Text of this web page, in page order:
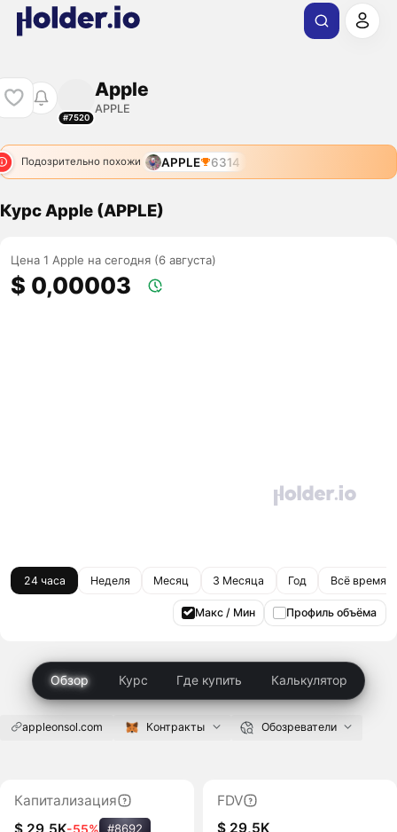
#7520
Apple
APPLE
Подозрительно похожи APPLE 6314
Курс Apple (APPLE)
Цена 1 Apple на сегодня (6 августа)
$ 0,00003
24 часа Неделя Месяц 3 Месяца Год Всё время
Макс / Мин Профиль объёма
Обзор Курс Где купить Калькулятор
appleonsol.com Контракты Обозреватели
Капитализация
-55% #8692
FDV
$ 29,5K